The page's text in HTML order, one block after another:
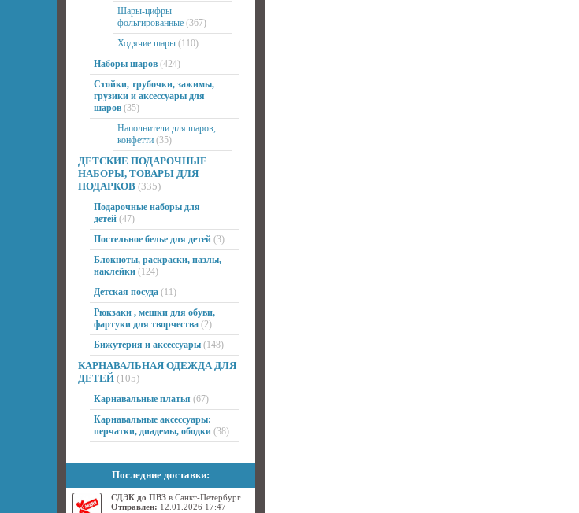
Шары-цифры
фольгированные (367)
Ходячие шары (110)
Наборы шаров (424)
Стойки, трубочки, зажимы,
грузики и аксессуары для
шаров (35)
Наполнители для шаров,
конфетти (35)
ДЕТСКИЕ ПОДАРОЧНЫЕ
НАБОРЫ, ТОВАРЫ ДЛЯ
ПОДАРКОВ (335)
Подарочные наборы для
детей (47)
Постельное белье для детей (3)
Блокноты, раскраски, пазлы,
наклейки (124)
Детская посуда (11)
Рюкзаки , мешки для обуви,
фартуки для творчества (2)
Бижутерия и аксессуары (148)
КАРНАВАЛЬНАЯ ОДЕЖДА ДЛЯ
ДЕТЕЙ (105)
Карнавальные платья (67)
Карнавальные аксессуары:
перчатки, диадемы, ободки (38)
Последние доставки:
СДЭК до ПВЗ в Санкт-Петербург
Отправлен: 12.01.2026 17:47